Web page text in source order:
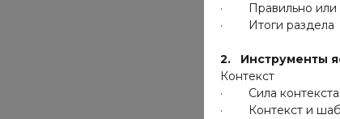
· Правильно или
· Итоги раздела
2. Инструменты
Контекст
· Сила контекста
· Контекст и